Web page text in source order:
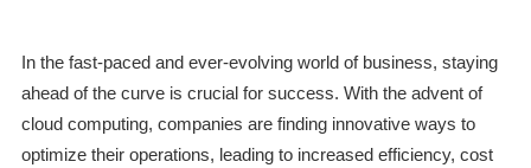
In the fast-paced and ever-evolving world of business, staying
ahead of the curve is crucial for success. With the advent of
cloud computing, companies are finding innovative ways to
optimize their operations, leading to increased efficiency, cost